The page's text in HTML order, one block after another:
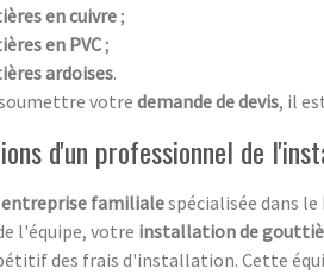
en cuivre ;
en PVC ;
ardoises.
votredemande de devis, il
d'un professionnel de
entreprise familialespécialisée dans le
l'équipe, votre installation de
des frais d'installation. Cette